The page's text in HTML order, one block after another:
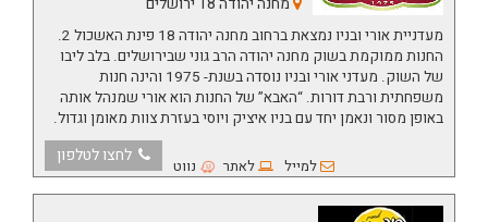
מעדניית אורי ובניו נמצאת ברחוב מחנה יהודה 18 פינת האשכול 2.
החנות ממוקמת בשוק מחנה יהודה הרב גוני שבירושלים. בלב ליבו
של השוק. מעדני אורי ובניו נוסדה בשנת- 1975 והינה חנות
משפחתית ורבת דורות. “האבא” של החנות הוא אורי שמנהל אותה
באופן מסור ונאמן יחד עם בניו איציק ויוסי בעזרת צוות מאומן וגדול.
למייל לאתר נווט לחצו לטלפון